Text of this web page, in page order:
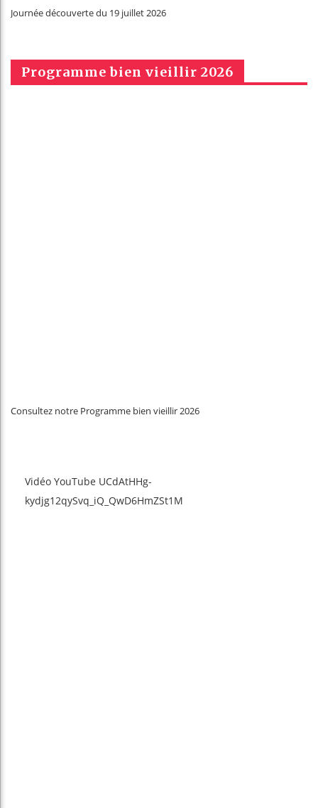
Journée découverte du 19 juillet 2026
Programme bien vieillir 2026
Consultez notre Programme bien vieillir 2026
Vidéo YouTube UCdAtHHg-
kydjg12qySvq_iQ_QwD6HmZSt1M